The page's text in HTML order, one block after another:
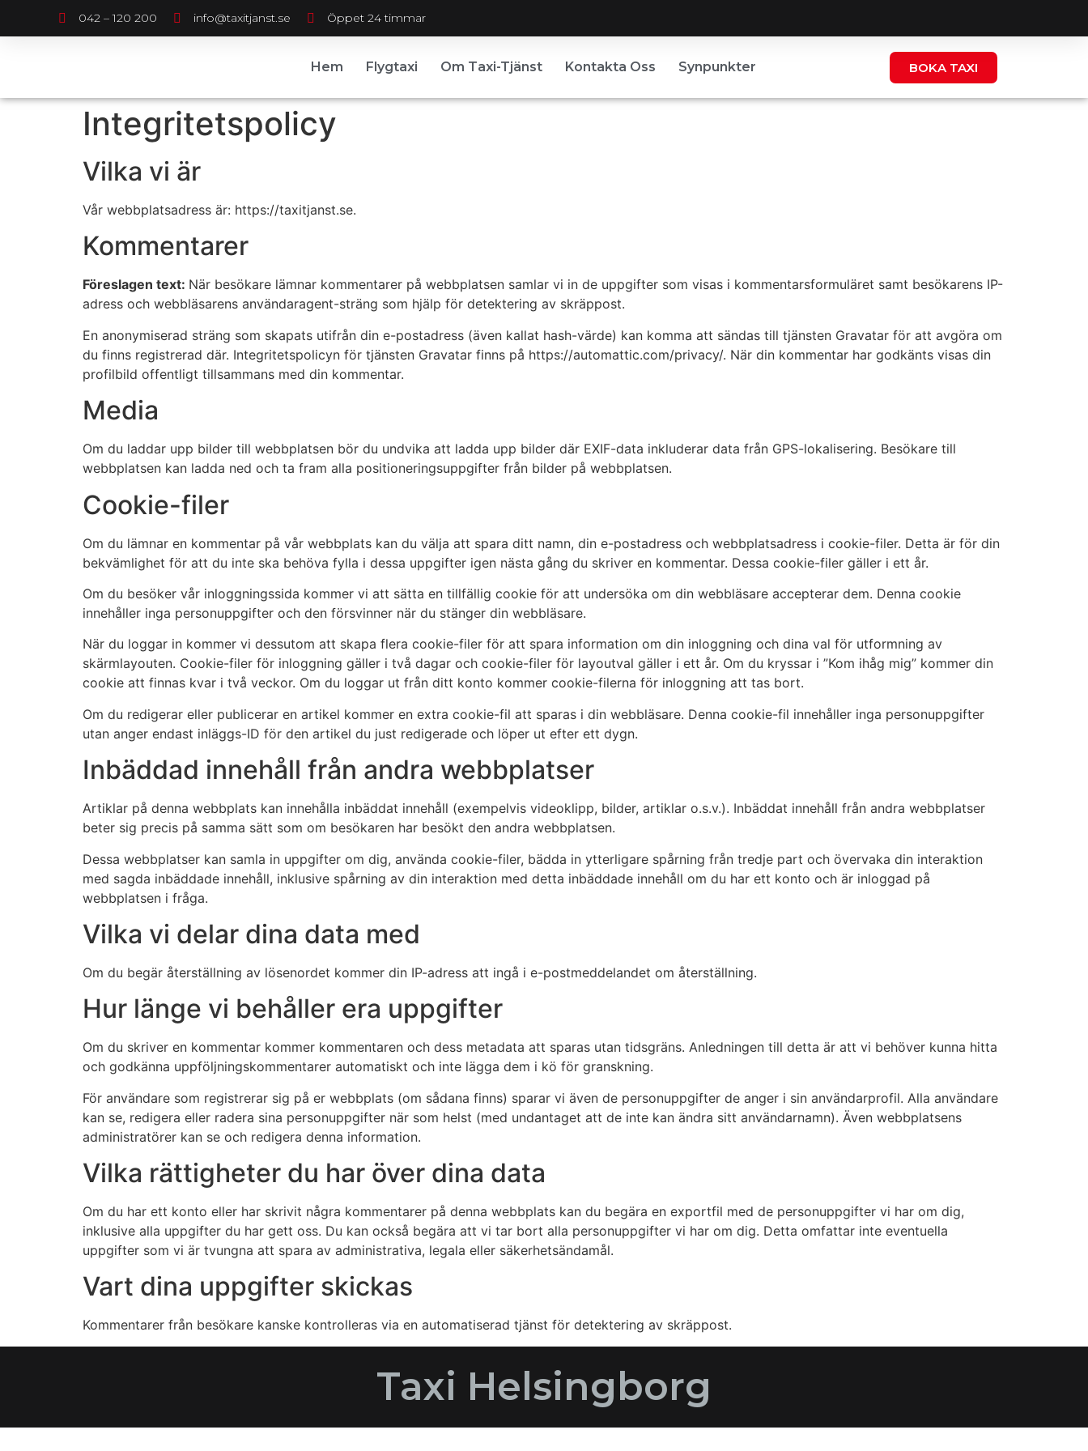
042 – 120 200 info@taxitjanst.se Öppet 24 timmar
Hem Flygtaxi Om Taxi-Tjänst Kontakta Oss Synpunkter BOKA TAXI
Integritetspolicy
Vilka vi är
Vår webbplatsadress är: https://taxitjanst.se.
Kommentarer
Föreslagen text: När besökare lämnar kommentarer på webbplatsen samlar vi in de uppgifter som visas i kommentarsformuläret samt besökarens IP-
adress och webbläsarens användaragent-sträng som hjälp för detektering av skräppost.
En anonymiserad sträng som skapats utifrån din e-postadress (även kallat hash-värde) kan komma att sändas till tjänsten Gravatar för att avgöra om
du finns registrerad där. Integritetspolicyn för tjänsten Gravatar finns på https://automattic.com/privacy/. När din kommentar har godkänts visas din
profilbild offentligt tillsammans med din kommentar.
Media
Om du laddar upp bilder till webbplatsen bör du undvika att ladda upp bilder där EXIF-data inkluderar data från GPS-lokalisering. Besökare till
webbplatsen kan ladda ned och ta fram alla positioneringsuppgifter från bilder på webbplatsen.
Cookie-filer
Om du lämnar en kommentar på vår webbplats kan du välja att spara ditt namn, din e-postadress och webbplatsadress i cookie-filer. Detta är för din
bekvämlighet för att du inte ska behöva fylla i dessa uppgifter igen nästa gång du skriver en kommentar. Dessa cookie-filer gäller i ett år.
Om du besöker vår inloggningssida kommer vi att sätta en tillfällig cookie för att undersöka om din webbläsare accepterar dem. Denna cookie
innehåller inga personuppgifter och den försvinner när du stänger din webbläsare.
När du loggar in kommer vi dessutom att skapa flera cookie-filer för att spara information om din inloggning och dina val för utformning av
skärmlayouten. Cookie-filer för inloggning gäller i två dagar och cookie-filer för layoutval gäller i ett år. Om du kryssar i ”Kom ihåg mig” kommer din
cookie att finnas kvar i två veckor. Om du loggar ut från ditt konto kommer cookie-filerna för inloggning att tas bort.
Om du redigerar eller publicerar en artikel kommer en extra cookie-fil att sparas i din webbläsare. Denna cookie-fil innehåller inga personuppgifter
utan anger endast inläggs-ID för den artikel du just redigerade och löper ut efter ett dygn.
Inbäddad innehåll från andra webbplatser
Artiklar på denna webbplats kan innehålla inbäddat innehåll (exempelvis videoklipp, bilder, artiklar o.s.v.). Inbäddat innehåll från andra webbplatser
beter sig precis på samma sätt som om besökaren har besökt den andra webbplatsen.
Dessa webbplatser kan samla in uppgifter om dig, använda cookie-filer, bädda in ytterligare spårning från tredje part och övervaka din interaktion
med sagda inbäddade innehåll, inklusive spårning av din interaktion med detta inbäddade innehåll om du har ett konto och är inloggad på
webbplatsen i fråga.
Vilka vi delar dina data med
Om du begär återställning av lösenordet kommer din IP-adress att ingå i e-postmeddelandet om återställning.
Hur länge vi behåller era uppgifter
Om du skriver en kommentar kommer kommentaren och dess metadata att sparas utan tidsgräns. Anledningen till detta är att vi behöver kunna hitta
och godkänna uppföljningskommentarer automatiskt och inte lägga dem i kö för granskning.
För användare som registrerar sig på er webbplats (om sådana finns) sparar vi även de personuppgifter de anger i sin användarprofil. Alla användare
kan se, redigera eller radera sina personuppgifter när som helst (med undantaget att de inte kan ändra sitt användarnamn). Även webbplatsens
administratörer kan se och redigera denna information.
Vilka rättigheter du har över dina data
Om du har ett konto eller har skrivit några kommentarer på denna webbplats kan du begära en exportfil med de personuppgifter vi har om dig,
inklusive alla uppgifter du har gett oss. Du kan också begära att vi tar bort alla personuppgifter vi har om dig. Detta omfattar inte eventuella
uppgifter som vi är tvungna att spara av administrativa, legala eller säkerhetsändamål.
Vart dina uppgifter skickas
Kommentarer från besökare kanske kontrolleras via en automatiserad tjänst för detektering av skräppost.
Taxi Helsingborg